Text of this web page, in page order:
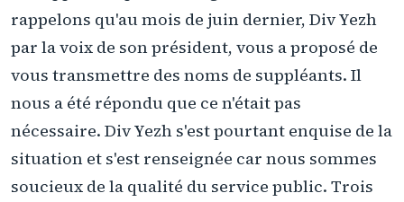
rappelons qu'au mois de juin dernier, Div Yezh
par la voix de son président, vous a proposé de
vous transmettre des noms de suppléants. Il
nous a été répondu que ce n'était pas
nécessaire. Div Yezh s'est pourtant enquise de la
situation et s'est renseignée car nous sommes
soucieux de la qualité du service public. Trois